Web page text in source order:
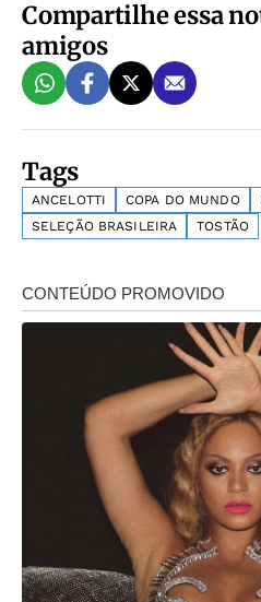
Compartilhe essa
amigos
Tags
ANCELOTTI COPA DO MUNDO
SELEÇÃO BRASILEIRA
TOSTÃO